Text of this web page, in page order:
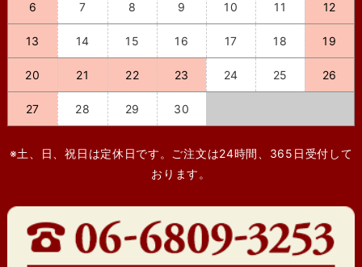
6 7 8 9 10 11 12
13 14 15 16 17 18 19
20 21 22 23 24 25 26
27 28 29 30
※土、日、祝日は定休日です。ご注文は24時間、365日受付して
おります。